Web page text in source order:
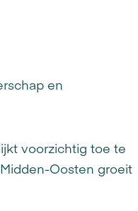
en
voorzichtig toe te
Oosten groeit